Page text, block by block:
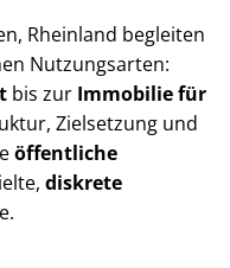
Rheinland begleiten
Nutzungsarten:
bis zur Immobilie für
Zielsetzung und
öffentliche
diskrete